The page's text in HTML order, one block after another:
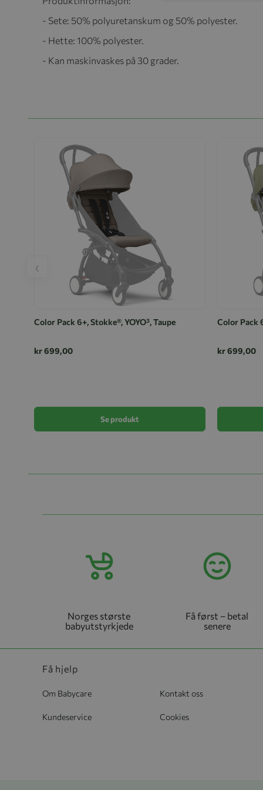
- Sete: 50% polyuretanskum og 50% polyester.
- Hette: 100% polyester.
- Kan maskinvaskes på 30 grader.
Color Pack 6+, Stokke®, YOYO³, Taupe
kr 699,00
Se produkt
Color Pack
kr 699,00
‹
Norges største
babyutstyrkjede
Få først – betal
senere
Få hjelp
Om Babycare Kontakt oss
Kundeservice Cookies